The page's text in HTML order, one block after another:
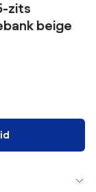
zits
beige